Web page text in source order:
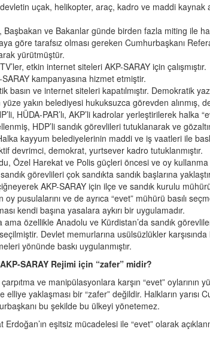
uçak, helikopter, araç, kadro ve maddi kaynak
Başbakan ve Bakanlar günde birden fazla miting ile
göre tarafsız olması gereken Cumhurbaşkanı
yürütmüştür.
etkin internet siteleri AKP-SARAY için çalışmıştır.
kampanyasına hizmet etmiştir.
basın ve internet siteleri kapatılmıştır. Demokratik
yüze yakın belediyesi hukuksuzca görevden alınmış,
HÜDA-PAR’lı, AKP’li kadrolar yerleştirilerek halka
HDP’li sandık görevlileri tutuklanarak ve
kayyum belediyelerinin maddi ve iş vaatleri ile
devrimci, demokrat, yurtsever kadro tutuklanmıştır.
Özel Harekat ve Polis güçleri öncesi ve oy
sandık görevlileri çok sandıkta sandık başlarına
AKP-SARAY için ilçe ve sandık kurulu
pusulalarını ve de ayrıca “evet” mühürü basılı
kendi başına yasalara aykırı bir uygulamadır.
ama özellikle Anadolu ve Kürdistan’da sandık
Devlet memurlarına usülsüzlükler karşısında
yönünde baskı uygulanmıştır.
SARAY Rejimi için “zafer” midir?
ve manipülasyonlara karşın “evet” oylarının
elliye yaklaşması bir “zafer” değildir. Halkların yarısı
bu şekilde bu ülkeyi yönetemez.
Erdoğan’ın eşitsiz mücadelesi ile “evet” olarak